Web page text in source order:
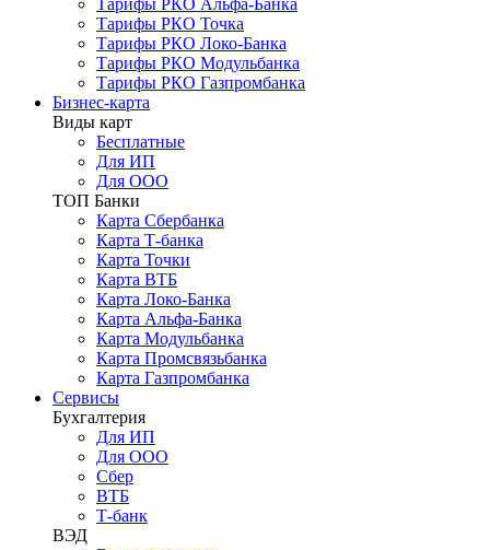
Тарифы РКО Альфа-Банка
Тарифы РКО Точка
Тарифы РКО Локо-Банка
Тарифы РКО Модульбанка
Тарифы РКО Газпромбанка
Бизнес-карта
Виды карт
Бесплатные
Для ИП
Для ООО
ТОП Банки
Карта Сбербанка
Карта Т-банка
Карта Точки
Карта ВТБ
Карта Локо-Банка
Карта Альфа-Банка
Карта Модульбанка
Карта Промсвязьбанка
Карта Газпромбанка
Сервисы
Бухгалтерия
Для ИП
Для ООО
Сбер
ВТБ
Т-банк
ВЭД